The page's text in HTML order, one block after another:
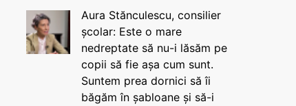
Aura Stănculescu, consilier
școlar: Este o mare
nedreptate să nu-i lăsăm pe
copii să fie așa cum sunt.
Suntem prea dornici să îi
băgăm în șabloane și să-i